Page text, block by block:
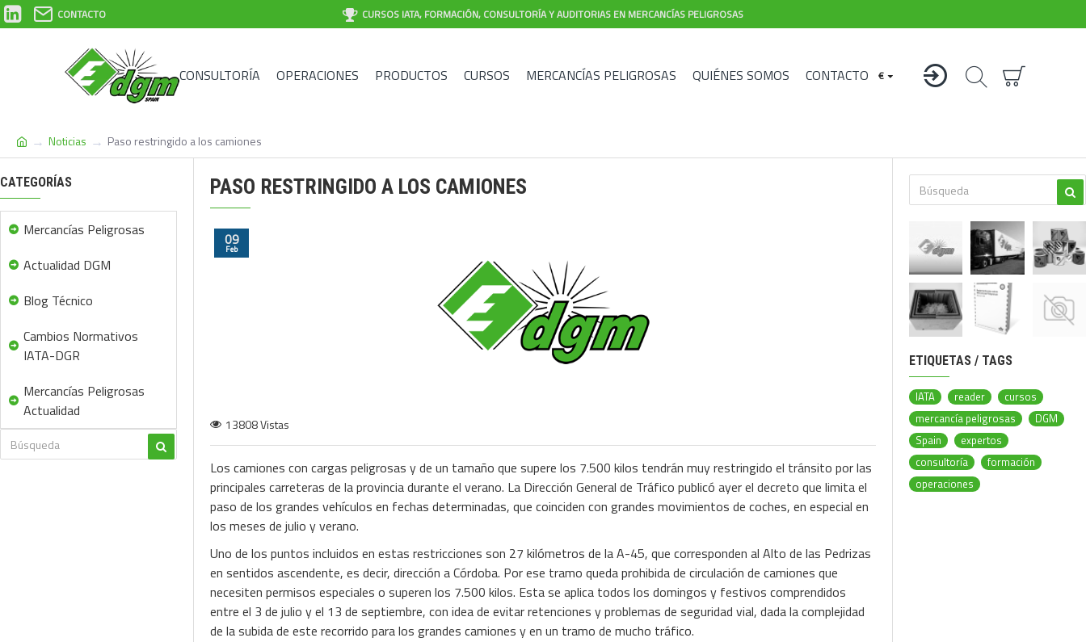
CONTACTO CURSOS IATA, FORMACIÓN, CONSULTORÍA Y AUDITORIAS EN MERCANCÍAS PELIGROSAS
CONSULTORÍA OPERACIONES PRODUCTOS CURSOS MERCANCÍAS PELIGROSAS QUIÉNES SOMOS CONTACTO €
Noticias Paso restringido a los camiones
CATEGORÍAS
Mercancías Peligrosas
Actualidad DGM
Blog Técnico
Cambios Normativos
IATA-DGR
Mercancías Peligrosas
Actualidad
PASO RESTRINGIDO A LOS CAMIONES
09
Feb
13808 Vistas
Los camiones con cargas peligrosas y de un tamaño que supere los 7.500 kilos tendrán muy restringido el tránsito por las
principales carreteras de la provincia durante el verano. La Dirección General de Tráfico publicó ayer el decreto que limita el
paso de los grandes vehículos en fechas determinadas, que coinciden con grandes movimientos de coches, en especial en
los meses de julio y verano.
Uno de los puntos incluidos en estas restricciones son 27 kilómetros de la A-45, que corresponden al Alto de las Pedrizas
en sentidos ascendente, es decir, dirección a Córdoba. Por ese tramo queda prohibida de circulación de camiones que
necesiten permisos especiales o superen los 7.500 kilos. Esta se aplica todos los domingos y festivos comprendidos
entre el 3 de julio y el 13 de septiembre, con idea de evitar retenciones y problemas de seguridad vial, dada la complejidad
de la subida de este recorrido para los grandes camiones y en un tramo de mucho tráfico.
ETIQUETAS / TAGS
IATA reader
cursos
mercancía peligrosas
DGM
Spain
expertos
consultoría
formación
operaciones